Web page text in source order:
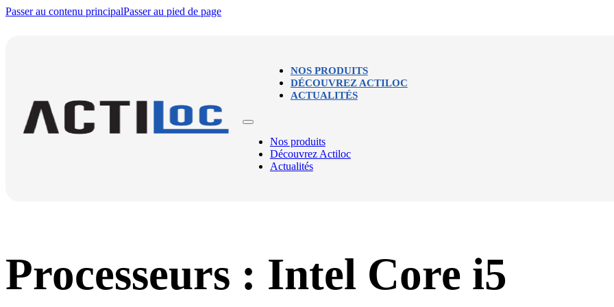
Passer au contenu principalPasser au pied de page
NOS PRODUITS
DÉCOUVREZ ACTILOC
ACTUALITÉS
Nos produits
Découvrez Actiloc
Actualités
Processeurs : Intel Core i5